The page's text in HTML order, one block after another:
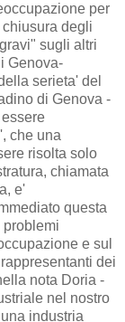
per
degli
sugli altri
Genova-
serieta' del
di Genova -
che una
risolta solo
chiamata
e'
questa
e sul
dei
nota Doria -
nel nostro
industria